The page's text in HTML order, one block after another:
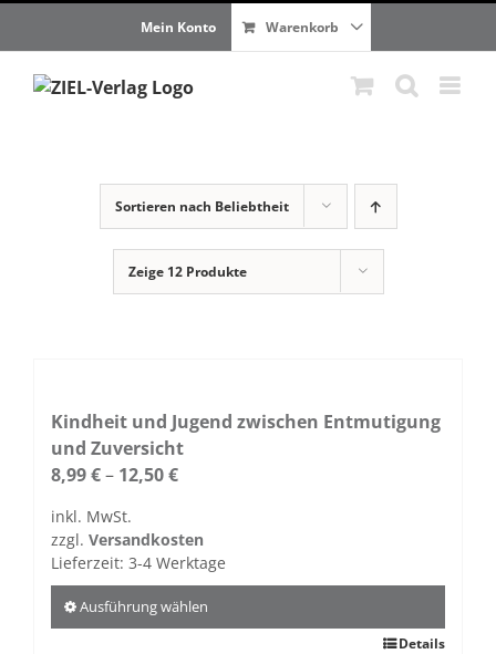
Mein Konto Warenkorb
Sortieren nach Beliebtheit
Zeige 12 Produkte
Kindheit und Jugend zwischen Entmutigung
und Zuversicht
8,99€– 12,50€
inkl. MwSt.
zzgl. Versandkosten
Lieferzeit: 3-4 Werktage
Ausführung wählen
Details